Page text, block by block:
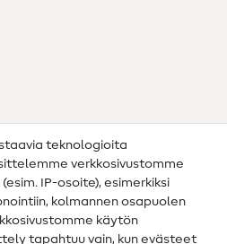
teknologioita
verkkosivustomme
IP-osoite), esimerkiksi
kolmannen osapuolen
käytön
tapahtuu vain, kun evästeet